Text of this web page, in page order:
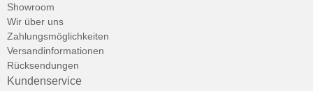
Showroom
Wir über uns
Zahlungsmöglichkeiten
Versandinformationen
Rücksendungen
Kundenservice